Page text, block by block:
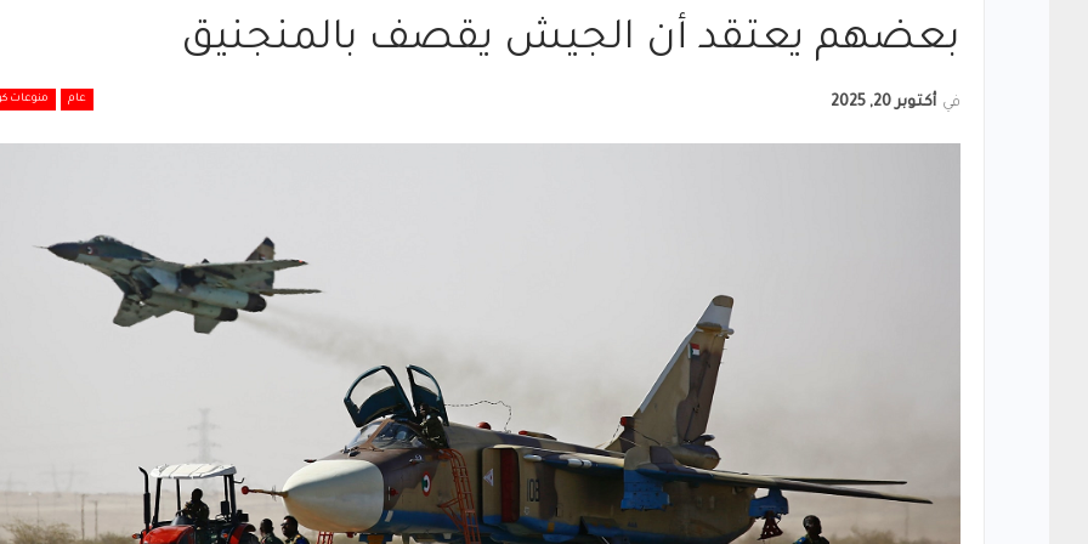
بعضهم يعتقد أن الجيش يقصف بالمنجنيق
عام منوعات في أكتوبر 20, 2025